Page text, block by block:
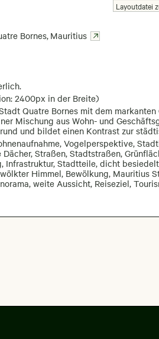
Bornes, Mauritius
2400px in der Breite)
Quatre Bornes mit dem
Mischung aus Wohn- und
und bildet einen Kontrast zur
Vogelperspektive,
Straßen, Stadtstraßen,
Stadtteile, dicht
Himmel, Bewölkung, Mauritius
weite Aussicht, Reiseziel,
Layoutdatei